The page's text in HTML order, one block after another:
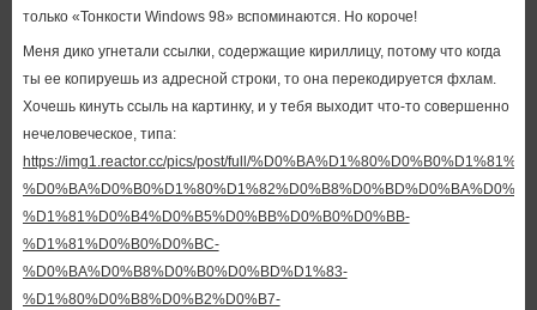
только «Тонкости Windows 98» вспоминаются. Но короче!
Меня дико угнетали ссылки, содержащие кириллицу, потому что когда
ты ее копируешь из адресной строки, то она перекодируется фхлам.
Хочешь кинуть ссыль на картинку, и у тебя выходит что-то совершенно
нечеловеческое, типа:
https://img1.reactor.cc/pics/post/full/
%D0%BA%D0%B0%D1%80%D1%82%D0%B8%D0%BD%D0%BA%D0%B8-
%D1%81%D0%B4%D0%B5%D0%BB%D0%B0%D0%BB-
%D1%81%D0%B0%D0%BC-
%D0%BA%D0%B8%D0%B0%D0%BD%D1%83-
%D1%80%D0%B8%D0%B2%D0%B7-